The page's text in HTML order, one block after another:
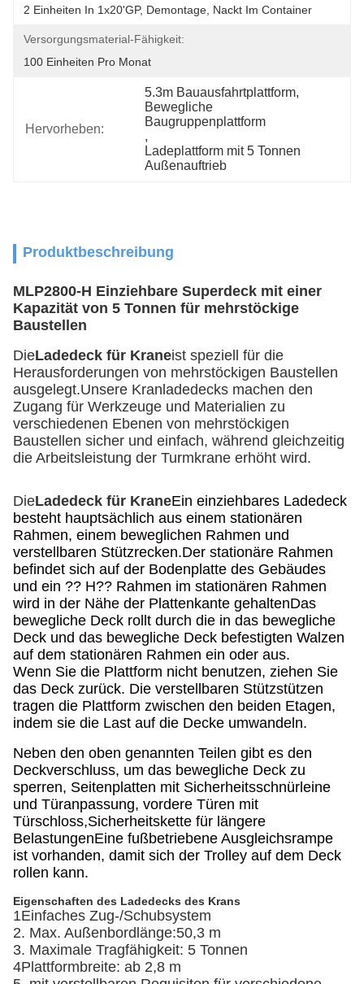
2 Einheiten In 1x20'GP, Demontage, Nackt Im Container
Versorgungsmaterial-Fähigkeit:
100 Einheiten Pro Monat
Hervorheben:
5.3m Bauausfahrtplattform,
Bewegliche
Baugruppenplattform
,
Ladeplattform mit 5 Tonnen
Außenauftrieb
Produktbeschreibung
MLP2800-H Einziehbare Superdeck mit einer
Kapazität von 5 Tonnen für mehrstöckige
Baustellen
DieLadedeck für Kraneist speziell für die
Herausforderungen von mehrstöckigen Baustellen
ausgelegt.Unsere Kranladedecks machen den
Zugang für Werkzeuge und Materialien zu
verschiedenen Ebenen von mehrstöckigen
Baustellen sicher und einfach, während gleichzeitig
die Arbeitsleistung der Turmkrane erhöht wird.
DieLadedeck für KraneEin einziehbares Ladedeck
besteht hauptsächlich aus einem stationären
Rahmen, einem beweglichen Rahmen und
verstellbaren Stützrecken.Der stationäre Rahmen
befindet sich auf der Bodenplatte des Gebäudes
und ein ?? H?? Rahmen im stationären Rahmen
wird in der Nähe der Plattenkante gehaltenDas
bewegliche Deck rollt durch die in das bewegliche
Deck und das bewegliche Deck befestigten Walzen
auf dem stationären Rahmen ein oder aus.
Wenn Sie die Plattform nicht benutzen, ziehen Sie
das Deck zurück. Die verstellbaren Stützstützen
tragen die Plattform zwischen den beiden Etagen,
indem sie die Last auf die Decke umwandeln.
Neben den oben genannten Teilen gibt es den
Deckverschluss, um das bewegliche Deck zu
sperren, Seitenplatten mit Sicherheitsschnürleine
und Türanpassung, vordere Türen mit
Türschloss,Sicherheitskette für längere
BelastungenEine fußbetriebene Ausgleichsrampe
ist vorhanden, damit sich der Trolley auf dem Deck
rollen kann.
Eigenschaften des Ladedecks des Krans
1Einfaches Zug-/Schubsystem
2. Max. Außenbordlänge:50,3 m
3. Maximale Tragfähigkeit: 5 Tonnen
4Plattformbreite: ab 2,8 m